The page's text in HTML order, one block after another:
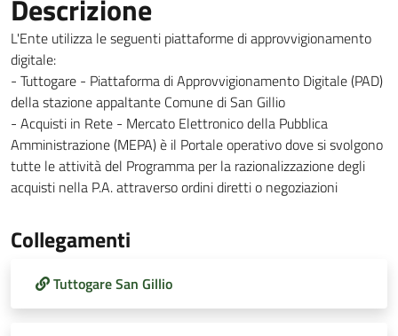
Descrizione
L'Ente utilizza le seguenti piattaforme di approvvigionamento
digitale:
- Tuttogare - Piattaforma di Approvvigionamento Digitale (PAD)
della stazione appaltante Comune di San Gillio
- Acquisti in Rete - Mercato Elettronico della Pubblica
Amministrazione (MEPA) è il Portale operativo dove si svolgono
tutte le attività del Programma per la razionalizzazione degli
acquisti nella P.A. attraverso ordini diretti o negoziazioni
Collegamenti
Tuttogare San Gillio